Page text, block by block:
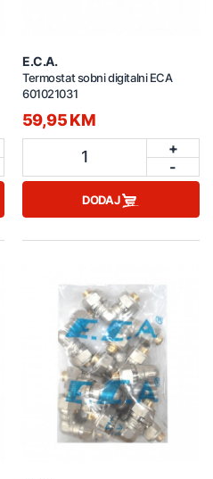
E.C.A.
Termostat sobni digitalni ECA
601021031
59,95 KM
1
+
-
DODAJ